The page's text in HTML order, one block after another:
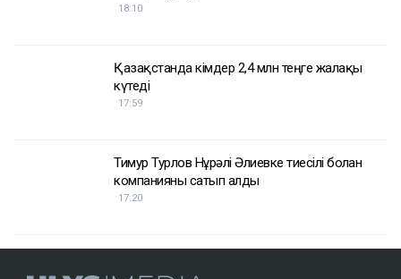
18:10
Қазақстанда кімдер 2,4 млн теңге жалақы
күтеді
17:59
Тимур Турлов Нұрәлі Әлиевке тиесілі болған
компанияны сатып алды
17:20